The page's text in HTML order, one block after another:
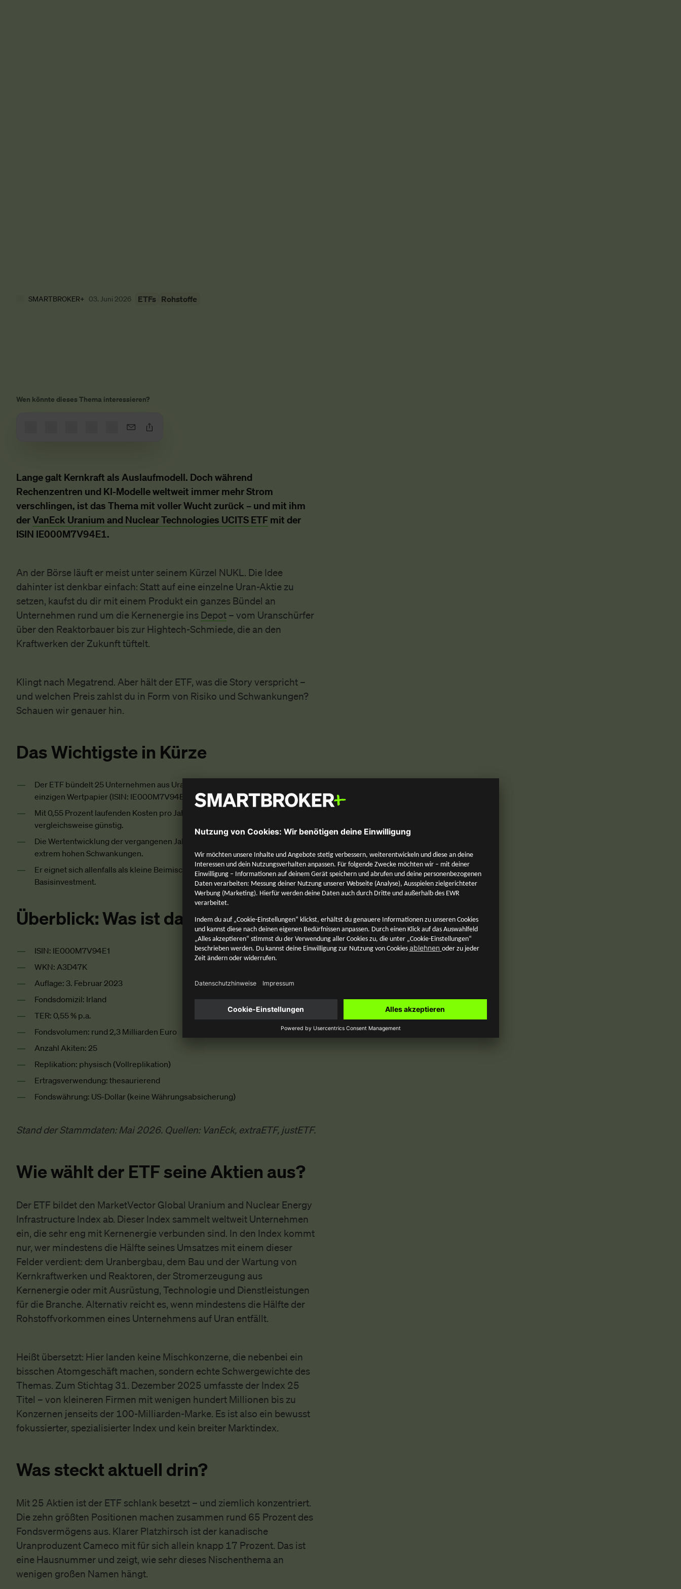
SMARTBROKER+ 03. Juni 2026 ETFs Rohstoffe
Wen könnte dieses Thema interessieren?
Lange galt Kernkraft als Auslaufmodell. Doch während
Rechenzentren und KI-Modelle weltweit immer mehr Strom
verschlingen, ist das Thema mit voller Wucht zurück – und mit ihm
derVanEck Uranium and Nuclear Technologies UCITS ETF mit der
ISIN IE000M7V94E1.
An der Börse läuft er meist unter seinem Kürzel NUKL. Die Idee
dahinter ist denkbar einfach: Statt auf eine einzelne Uran-Aktie zu
setzen, kaufst du dir mit einem Produkt ein ganzes Bündel an
Unternehmen rund um die Kernenergie ins Depot – vom Uranschürfer
über den Reaktorbauer bis zur Hightech-Schmiede, die an den
Kraftwerken der Zukunft tüftelt.
Klingt nach Megatrend. Aber hält der ETF, was die Story verspricht –
und welchen Preis zahlst du in Form von Risiko und Schwankungen?
Schauen wir genauer hin.
Das Wichtigste in Kürze
Der ETF bündelt 25 Unternehmen aus Uranabbau und Kernenergie in einem
einzigen Wertpapier (ISIN: IE000M7V94E1).
Mit 0,55 Prozent laufenden Kosten pro Jahr ist er für einen Themen-ETF
vergleichsweise günstig.
Die Wertentwicklung der vergangenen Jahre war sehr stark – allerdings bei
extrem hohen Schwankungen.
Er eignet sich allenfalls als kleine Beimischung, nicht als breit gestreutes
Basisinvestment.
Überblick: Was ist das für ein ETF?
ISIN: IE000M7V94E1
WKN: A3D47K
Auflage: 3. Februar 2023
Fondsdomizil: Irland
TER: 0,55 % p.a.
Fondsvolumen: rund 2,3 Milliarden Euro
Anzahl Akiten: 25
Replikation: physisch (Vollreplikation)
Ertragsverwendung: thesaurierend
Fondswährung: US-Dollar (keine Währungsabsicherung)
Stand der Stammdaten: Mai 2026. Quellen: VanEck, extraETF, justETF.
Wie wählt der ETF seine Aktien aus?
Der ETF bildet den MarketVector Global Uranium and Nuclear Energy
Infrastructure Index ab. Dieser Index sammelt weltweit Unternehmen
ein, die sehr eng mit Kernenergie verbunden sind. In den Index kommt
nur, wer mindestens die Hälfte seines Umsatzes mit einem dieser
Felder verdient: dem Uranbergbau, dem Bau und der Wartung von
Kernkraftwerken und Reaktoren, der Stromerzeugung aus
Kernenergie oder mit Ausrüstung, Technologie und Dienstleistungen
für die Branche. Alternativ reicht es, wenn mindestens die Hälfte der
Rohstoffvorkommen eines Unternehmens auf Uran entfällt.
Heißt übersetzt: Hier landen keine Mischkonzerne, die nebenbei ein
bisschen Atomgeschäft machen, sondern echte Schwergewichte des
Themas. Zum Stichtag 31. Dezember 2025 umfasste der Index 25
Titel – von kleineren Firmen mit wenigen hundert Millionen bis zu
Konzernen jenseits der 100-Milliarden-Marke. Es ist also ein bewusst
fokussierter, spezialisierter Index und kein breiter Marktindex.
Was steckt aktuell drin?
Mit 25 Aktien ist der ETF schlank besetzt – und ziemlich konzentriert.
Die zehn größten Positionen machen zusammen rund 65 Prozent des
Fondsvermögens aus. Klarer Platzhirsch ist der kanadische
Uranproduzent Cameco mit für sich allein knapp 17 Prozent. Das ist
eine Hausnummer und zeigt, wie sehr dieses Nischenthema an
wenigen großen Namen hängt.